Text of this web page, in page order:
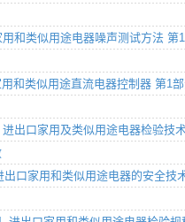
和类似用途电器噪声测试方法 第
和类似用途直流电器控制器 第1
出口家用及类似用途电器检验技
口家用和类似用途电器的安全技